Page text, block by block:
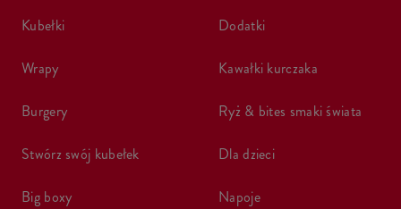
kubełki
wrapy
burgery
stwórz swój kubełek
big boxy
dodatki
kawałki kurczaka
ryż & bites smaki świata
dla dzieci
napoje